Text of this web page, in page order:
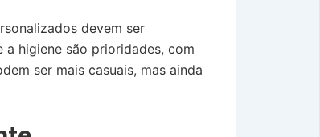
devem ser
higiene são prioridades, com
ser mais casuais, mas ainda